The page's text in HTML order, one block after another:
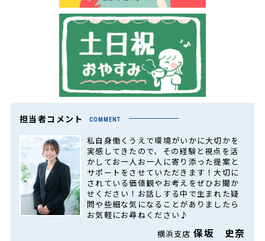
担当者コメント COMMENT
私自身働くうえで環境がいかに大切かを
実感してきたので、その経験と視点を活
かしてお一人お一人に寄り添った提案と
サポートをさせていただきます！大切に
されている価値観やお考えをぜひお聞か
せください！お話しする中で生まれた疑
問や些細な気になることがありましたら
お気軽にお尋ねください♪
横浜支店保坂 史奈